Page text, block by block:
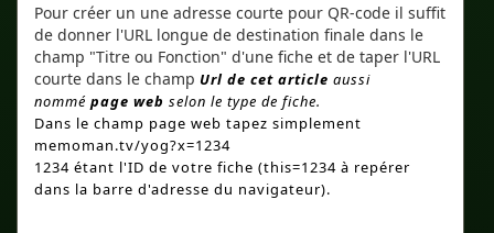
Pour créer un une adresse courte pour QR-code il suffit
de donner l'URL longue de destination finale dans le
champ "Titre ou Fonction" d'une fiche et de taper l'URL
courte dans le champ Url de cet article aussi
nommé page web selon le type de fiche.
Dans le champ page web tapez simplement
memoman.tv/yog?x=1234
1234 étant l'ID de votre fiche (this=1234 à repérer
dans la barre d'adresse du navigateur).